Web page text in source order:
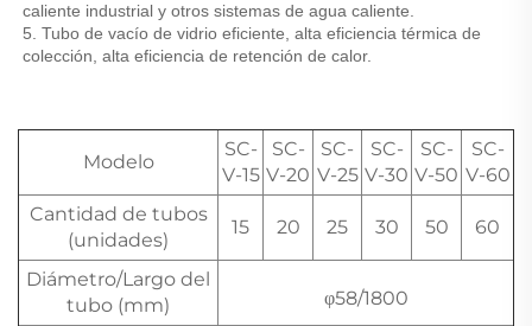
caliente industrial y otros sistemas de agua caliente.
5. Tubo de vacío de vidrio eficiente, alta eficiencia térmica de
colección, alta eficiencia de retención de calor.
Modelo
SC-
V-15
SC-
V-20
SC-
V-25
SC-
V-30
SC-
V-50
SC-
V-60
Cantidad de tubos
(unidades)
15 20 25 30 50 60
Diámetro/Largo del
tubo (mm)
φ58/1800